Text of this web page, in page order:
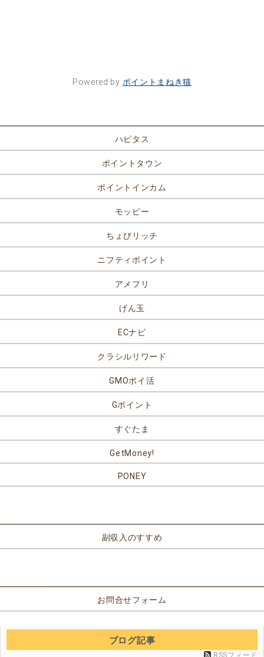
Powered by ポイントまねき猫
ハピタス
ポイントタウン
ポイントインカム
モッピー
ちょびリッチ
ニフティポイント
アメフリ
げん玉
ECナビ
クラシルリワード
GMOポイ活
Gポイント
すぐたま
GetMoney!
PONEY
副収入のすすめ
お問合せフォーム
ブログ記事